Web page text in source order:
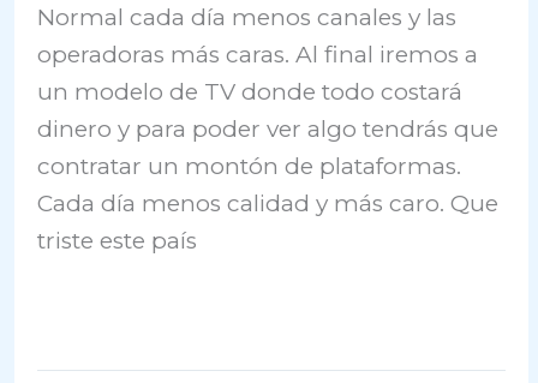
Normal cada día menos canales y las
operadoras más caras. Al final iremos a
un modelo de TV donde todo costará
dinero y para poder ver algo tendrás que
contratar un montón de plataformas.
Cada día menos calidad y más caro. Que
triste este país